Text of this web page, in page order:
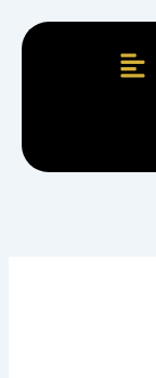
القائمة